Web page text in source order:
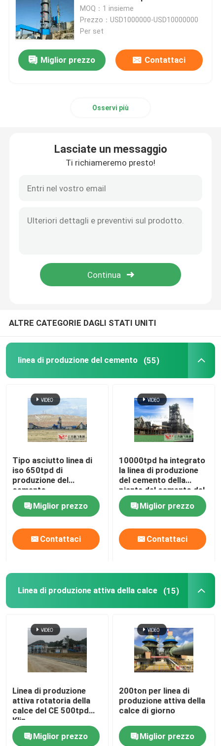
Stazione stridente del cemento
Pianta della calce idratata
Pianta del fasciame sovrapposto di cemento
Pezzi di ricambio della macchina per la frantumazione
MOQ：1 insieme
Prezzo：USD1000000-USD10000000
Per set
Miglior prezzo Contattaci
Osservi più
Lasciate un messaggio
Ti richiameremo presto!
ALTRE CATEGORIE DAGLI STATI UNITI
linea di produzione del cemento (55)
Tipo asciutto linea di
iso 650tpd di
produzione del
cemento
Miglior prezzo
Contattaci
10000tpd ha integrato
la linea di produzione
del cemento della
pianta del cemento del
cemento Portland
comuneMiglior prezzo
Contattaci
Linea di produzione attiva della calce (15)
Linea di produzione
attiva rotatoria della
calce del CE 500tpd
Klin
Miglior prezzo
200ton per linea di
produzione attiva della
calce di giorno
Miglior prezzo